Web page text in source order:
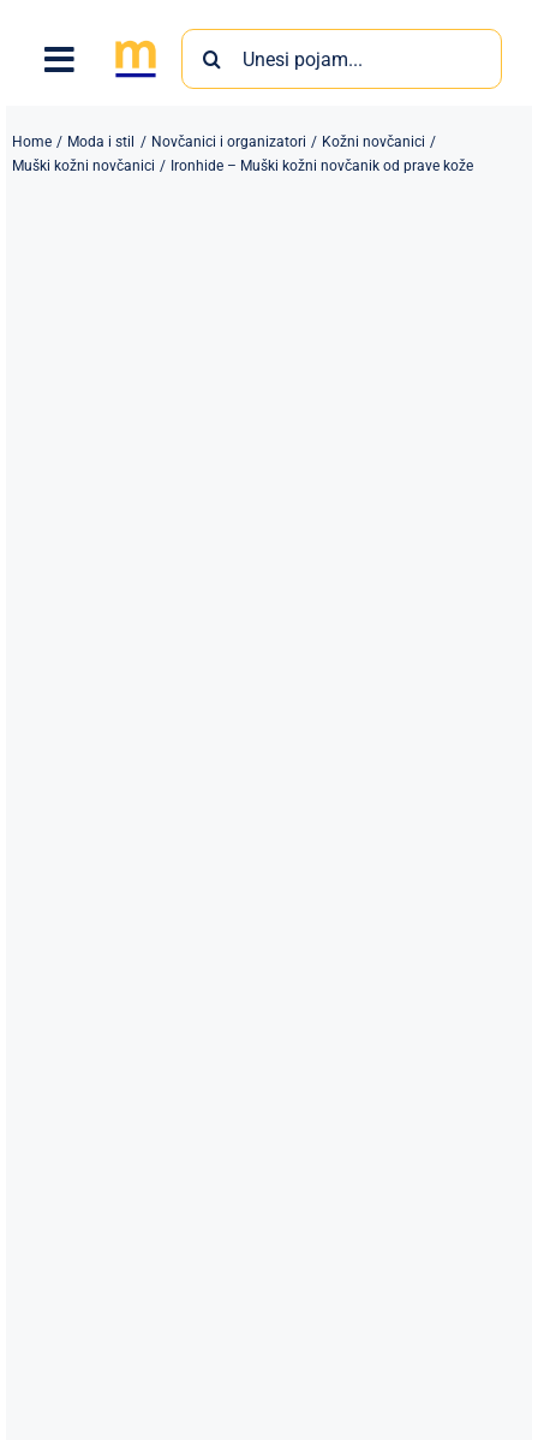
content
Search
for:
Home Moda i stil Novčanici i organizatori
Kožni novčanici
Muški kožni novčanici
Ironhide – Muški kožni novčanik od prave kože